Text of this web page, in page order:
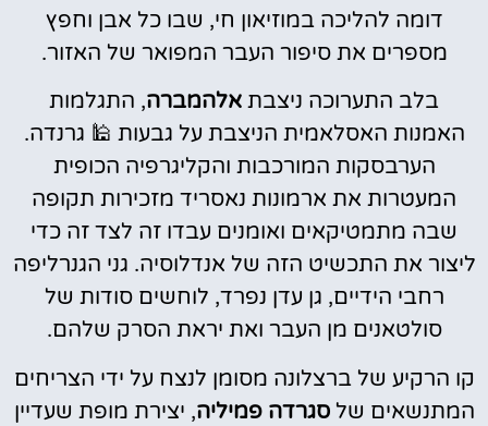
דומה להליכה במוזיאון חי, שבו כל אבן וחפץ
מספרים את סיפור העבר המפואר של האזור.
בלב התערוכה ניצבת אלהמברה, התגלמות
האמנות האסלאמית הניצבת על גבעות 🕌 גרנדה.
הערבסקות המורכבות והקליגרפיה הכופית
המעטרות את ארמונות נאסריד מזכירות תקופה
שבה מתמטיקאים ואומנים עבדו זה לצד זה כדי
ליצור את התכשיט הזה של אנדלוסיה. גני הגנרליפה
רחבי הידיים, גן עדן נפרד, לוחשים סודות של
סולטאנים מן העבר ואת יראת הסרק שלהם.
קו הרקיע של ברצלונה מסומן לנצח על ידי הצריחים
המתנשאים שלסגרדה פמיליה, יצירת מופת שעדיין